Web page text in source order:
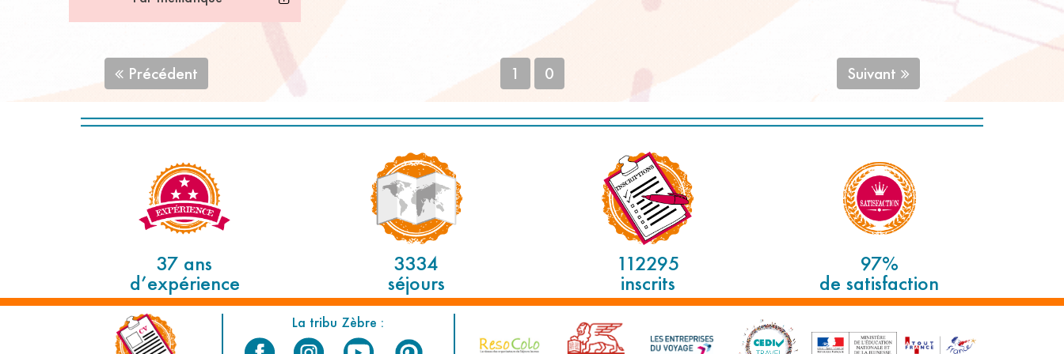
Précédent 1 0 Suivant
37 ans
d’expérience
3334
séjours
112295
inscrits
97%
de satisfaction
La tribu Zèbre :